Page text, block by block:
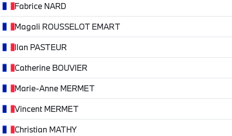
Fabrice NARD
Magali ROUSSELOT EMART
Ilan PASTEUR
Catherine BOUVIER
Marie-Anne MERMET
Vincent MERMET
Christian MATHY